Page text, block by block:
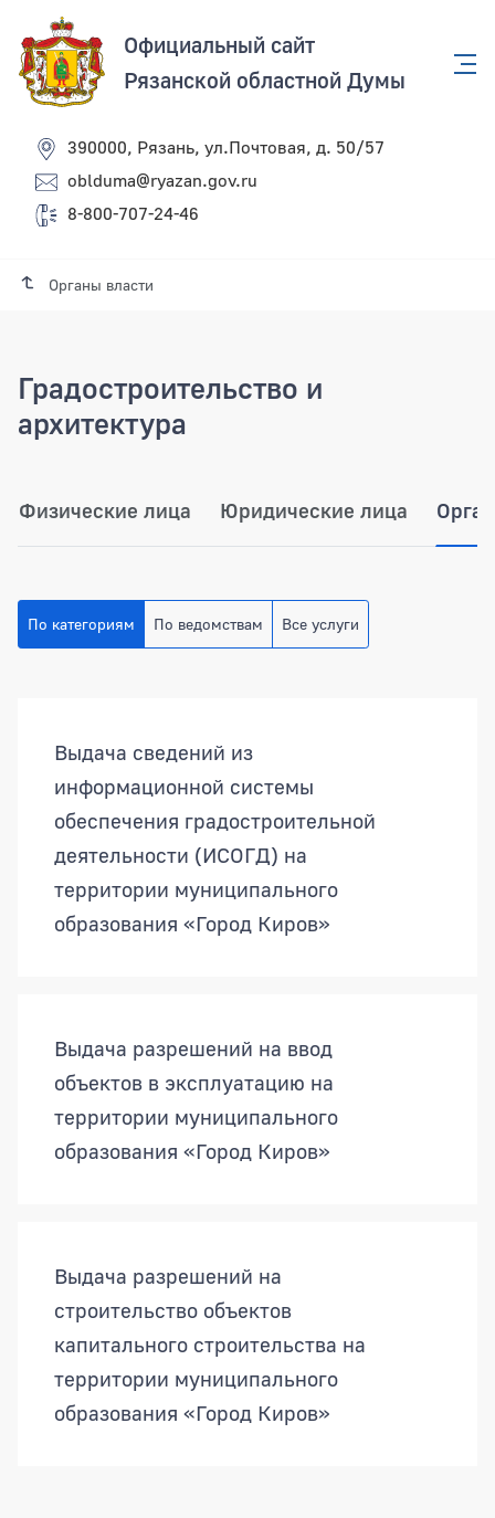
Официальный сайт
Рязанской областной Думы
390000, Рязань, ул.Почтовая, д. 50/57
oblduma@ryazan.gov.ru
8-800-707-24-46
Органы власти
Градостроительство и
архитектура
Физические лица Юридические лица
По категориям По ведомствам Все услуги
Выдача сведений из
информационной системы
обеспечения градостроительной
деятельности (ИСОГД) на
территории муниципального
образования «Город Киров»
Выдача разрешений на ввод
объектов в эксплуатацию на
территории муниципального
образования «Город Киров»
Выдача разрешений на
строительство объектов
капитального строительства на
территории муниципального
образования «Город Киров»